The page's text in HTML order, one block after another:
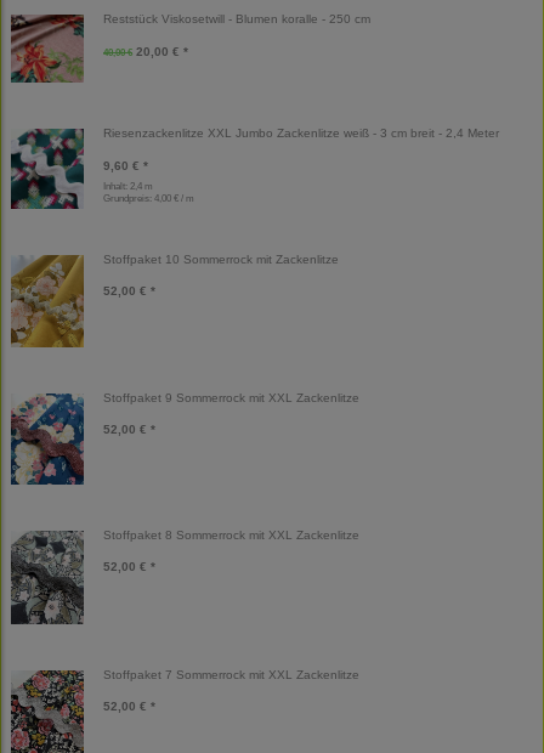
Reststück Viskosetwill - Blumen koralle - 250 cm
40,00 € 20,00 € *
Riesenzackenlitze XXL Jumbo Zackenlitze weiß - 3 cm breit - 2,4 Meter
9,60 € *
Inhalt: 2,4 m
Grundpreis: 4,00 € / m
Stoffpaket 10 Sommerrock mit Zackenlitze
52,00 € *
Stoffpaket 9 Sommerrock mit XXL Zackenlitze
52,00 € *
Stoffpaket 8 Sommerrock mit XXL Zackenlitze
52,00 € *
Stoffpaket 7 Sommerrock mit XXL Zackenlitze
52,00 € *